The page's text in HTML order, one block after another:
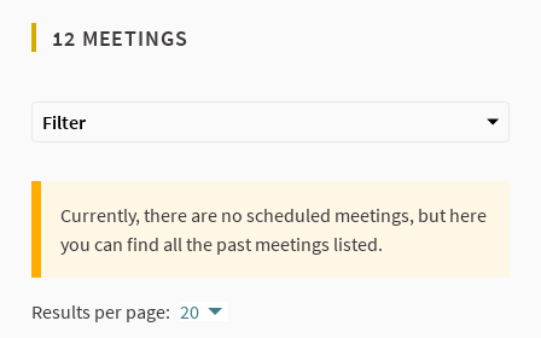
12 MEETINGS
Filter
Currently, there are no scheduled meetings, but here
you can find all the past meetings listed.
Results per page: 20